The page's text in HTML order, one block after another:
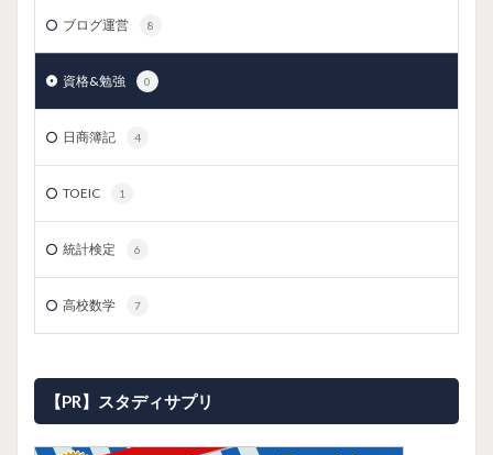
ブログ運営 8
資格&勉強 0
日商簿記 4
TOEIC 1
統計検定 6
高校数学 7
【PR】スタディサプリ